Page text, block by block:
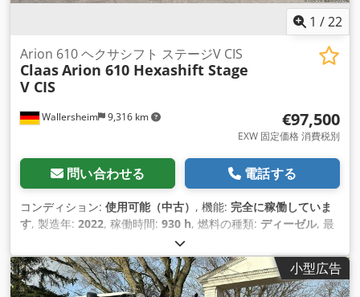
1 /22
Wallersheim 9,316 km
Arion 610 ヘクサシフト ステージV CIS
ClaasArion 610 Hexashift Stage
V CIS
€97,500
EXW 固定価格 消費税別
問い合わせる 電話する
コンディション: 使用可能（中古） , 機能: 完全に稼働していま
す, 製造年: 2022, 稼働時間: 930 h, 燃料の種類: ディーゼル, 最
小型広告